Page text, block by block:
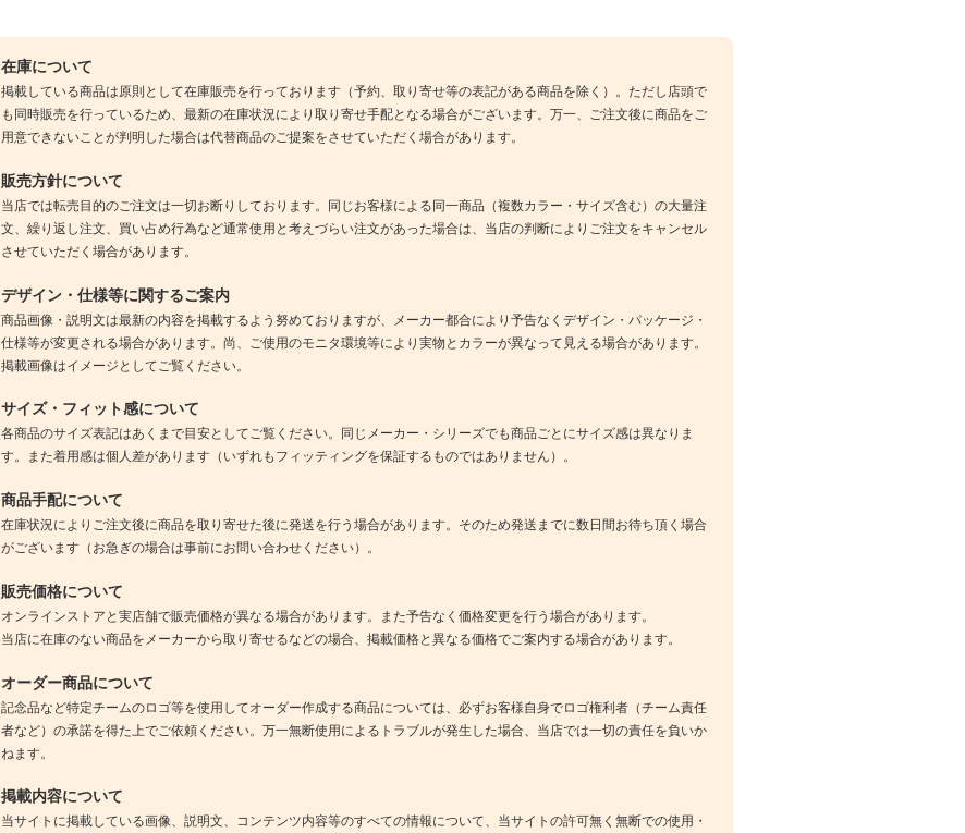
在庫について
掲載している商品は原則として在庫販売を行っております（予約、取り寄せ等の表記がある商品を除く）。ただし店頭で
も同時販売を行っているため、最新の在庫状況により取り寄せ手配となる場合がございます。万一、ご注文後に商品をご
用意できないことが判明した場合は代替商品のご提案をさせていただく場合があります。
販売方針について
当店では転売目的のご注文は一切お断りしております。同じお客様による同一商品（複数カラー・サイズ含む）の大量注
文、繰り返し注文、買い占め行為など通常使用と考えづらい注文があった場合は、当店の判断によりご注文をキャンセル
させていただく場合があります。
デザイン・仕様等に関するご案内
商品画像・説明文は最新の内容を掲載するよう努めておりますが、メーカー都合により予告なくデザイン・パッケージ・
仕様等が変更される場合があります。尚、ご使用のモニタ環境等により実物とカラーが異なって見える場合があります。
掲載画像はイメージとしてご覧ください。
サイズ・フィット感について
各商品のサイズ表記はあくまで目安としてご覧ください。同じメーカー・シリーズでも商品ごとにサイズ感は異なりま
す。また着用感は個人差があります（いずれもフィッティングを保証するものではありません）。
商品手配について
在庫状況によりご注文後に商品を取り寄せた後に発送を行う場合があります。そのため発送までに数日間お待ち頂く場合
がございます（お急ぎの場合は事前にお問い合わせください）。
販売価格について
オンラインストアと実店舗で販売価格が異なる場合があります。また予告なく価格変更を行う場合があります。
当店に在庫のない商品をメーカーから取り寄せるなどの場合、掲載価格と異なる価格でご案内する場合があります。
オーダー商品について
記念品など特定チームのロゴ等を使用してオーダー作成する商品については、必ずお客様自身でロゴ権利者（チーム責任
者など）の承諾を得た上でご依頼ください。万一無断使用によるトラブルが発生した場合、当店では一切の責任を負いか
ねます。
掲載内容について
当サイトに掲載している画像、説明文、コンテンツ内容等のすべての情報について、当サイトの許可無く無断での使用・